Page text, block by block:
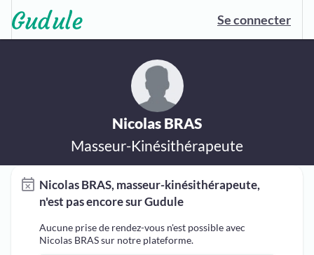
Se connecter
Nicolas BRAS
Masseur-Kinésithérapeute
Nicolas BRAS, masseur-kinésithérapeute,
n'est pas encore sur Gudule
Aucune prise de rendez-vous n'est possible avec
Nicolas BRAS sur notre plateforme.